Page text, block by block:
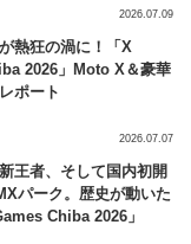
熱狂の渦に！「X
2026」Moto X＆豪華
ポート
2026.07.09
王者、そして国内初開
パーク。歴史が動いた
Chiba 2026」
2026.07.07